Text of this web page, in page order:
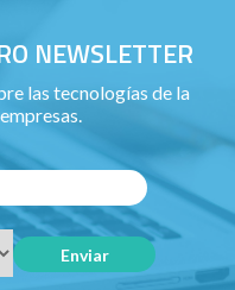
NEWSLETTER
las tecnologías de la